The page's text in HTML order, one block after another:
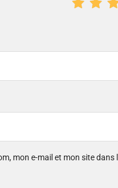
mon e-mail et mon site